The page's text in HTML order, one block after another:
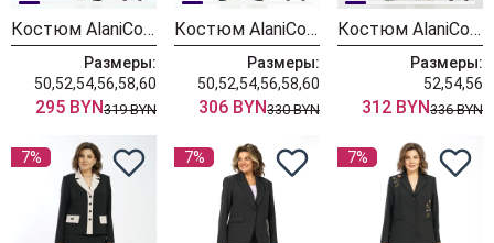
Костюм AlaniCollection 2606
Размеры:
50,52,54,56,58,60
295 BYN319 BYN
Костюм AlaniCollection 2590
Размеры:
50,52,54,56,58,60
306 BYN330 BYN
Костюм AlaniCollection 2586 белый + серый
Размеры:
52,54,56
312 BYN336 BYN
7% 7% 7%